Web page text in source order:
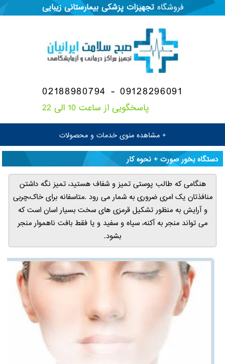
فروشگاهتجهیزات پزشکیبیمارستانیزیبایی
02188980794 - 09128296091
پاسخگویی از ساعت 10 الی 22
+ مشاهده منوی خدمات و محصولات
دستگاه بخور صورت + نحوه کار
هنگامی که طالب پوستی تمیز و شفاف هستید، تمیز نگه داشتن
منافذتان یک امری ضروری به شمار می رود .متاسفانه برای خاک،چربی
و آرایش به منظور تشکیل قرمزی های سخت بسیار اسان است که
می تواند منجر به آکنه، سیاه و سفید و یا فقط بافت ناهموار منجر
بشود.